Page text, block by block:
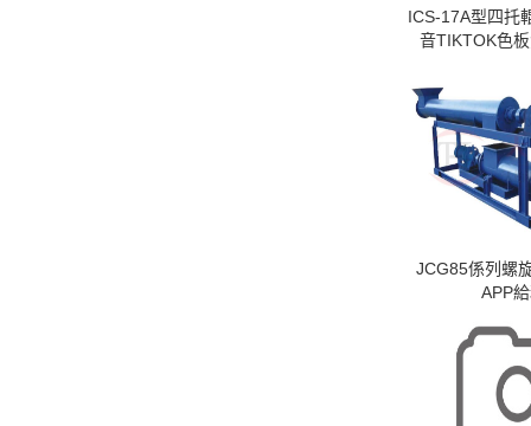
ICS-17A型四托
音TIKTOK色
JCG85係列螺
APP